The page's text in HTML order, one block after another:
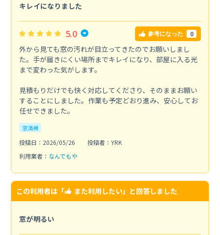
キレイになりました
5.0 参考になった 0
外から見ても窓の汚れが目立ってきたのでお願いしまし
た。手が届きにくい場所までキレイになり、部屋に入る光
まで変わった気がします。
見積もりだけでも快く対応してくださり、そのままお願い
することにしました。作業も予定どおり進み、安心してお
任せできました。
窓清掃
投稿日：2026/05/26
投稿者：YRK
利用業者： なんでもや
この利用者は「 また利用したい」と回答しました
窓が明るい